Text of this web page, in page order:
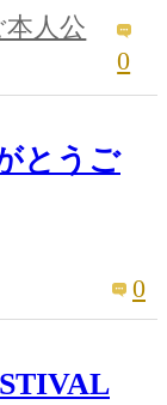
人公
0
とうご
0